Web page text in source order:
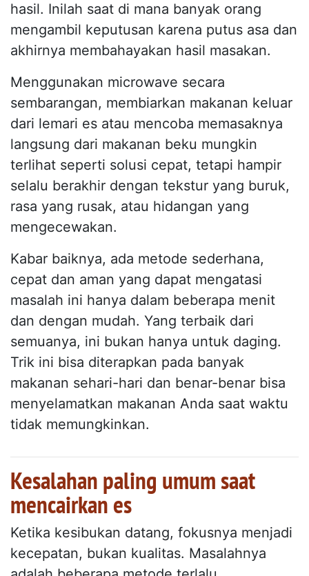
hasil. Inilah saat di mana banyak orang
mengambil keputusan karena putus asa dan
akhirnya membahayakan hasil masakan.
Menggunakan microwave secara
sembarangan, membiarkan makanan keluar
dari lemari es atau mencoba memasaknya
langsung dari makanan beku mungkin
terlihat seperti solusi cepat, tetapi hampir
selalu berakhir dengan tekstur yang buruk,
rasa yang rusak, atau hidangan yang
mengecewakan.
Kabar baiknya, ada metode sederhana,
cepat dan aman yang dapat mengatasi
masalah ini hanya dalam beberapa menit
dan dengan mudah. Yang terbaik dari
semuanya, ini bukan hanya untuk daging.
Trik ini bisa diterapkan pada banyak
makanan sehari-hari dan benar-benar bisa
menyelamatkan makanan Anda saat waktu
tidak memungkinkan.
Kesalahan paling umum saat
mencairkan es
Ketika kesibukan datang, fokusnya menjadi
kecepatan, bukan kualitas. Masalahnya